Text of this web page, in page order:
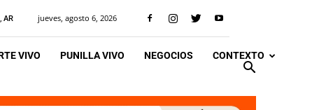
AR jueves, agosto 6, 2026
VIVO PUNILLA VIVO NEGOCIOS CONTEXTO